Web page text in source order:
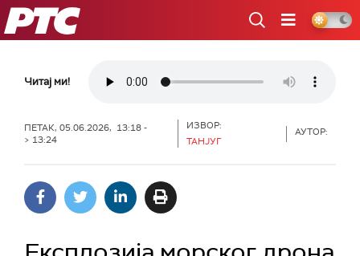
РТС
Читај ми!
ПЕТАК, 05.06.2026, 13:18 -
> 13:24
ИЗВОР:
ТАНЈУГ
АУТОР: